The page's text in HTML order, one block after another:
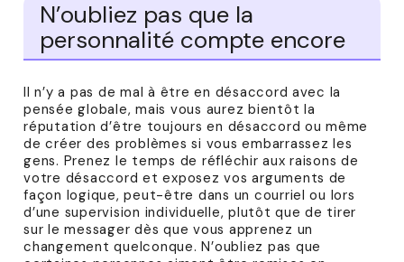
N’oubliez pas que la
personnalité compte encore
Il n’y a pas de mal à être en désaccord avec la
pensée globale, mais vous aurez bientôt la
réputation d’être toujours en désaccord ou même
de créer des problèmes si vous embarrassez les
gens. Prenez le temps de réfléchir aux raisons de
votre désaccord et exposez vos arguments de
façon logique, peut-être dans un courriel ou lors
d’une supervision individuelle, plutôt que de tirer
sur le messager dès que vous apprenez un
changement quelconque. N’oubliez pas que